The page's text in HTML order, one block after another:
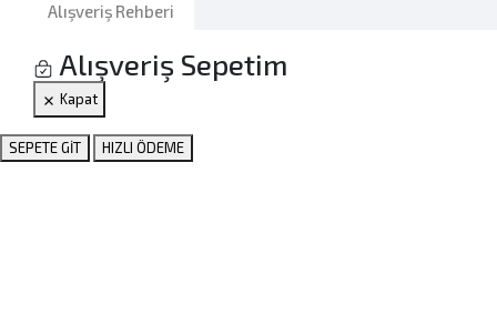
Alışveriş Rehberi
Alışveriş Sepetim
Kapat
SEPETE GİT HIZLI ÖDEME